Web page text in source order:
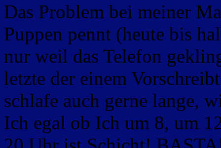
Das Problem bei meiner
Puppen pennt (heute bis
nur weil das Telefon
letzte der einem
schlafe auch gerne lange,
Ich egal ob Ich um 8, um